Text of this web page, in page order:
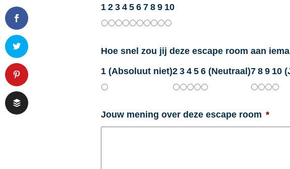
1 2 3 4 5 6 7 8 9 10
Hoe snel zou jij deze escape room aan
1 (Absoluut niet)2 3 4 5 6 (Neutraal)7 8 9 10
Jouw mening over deze escape room *